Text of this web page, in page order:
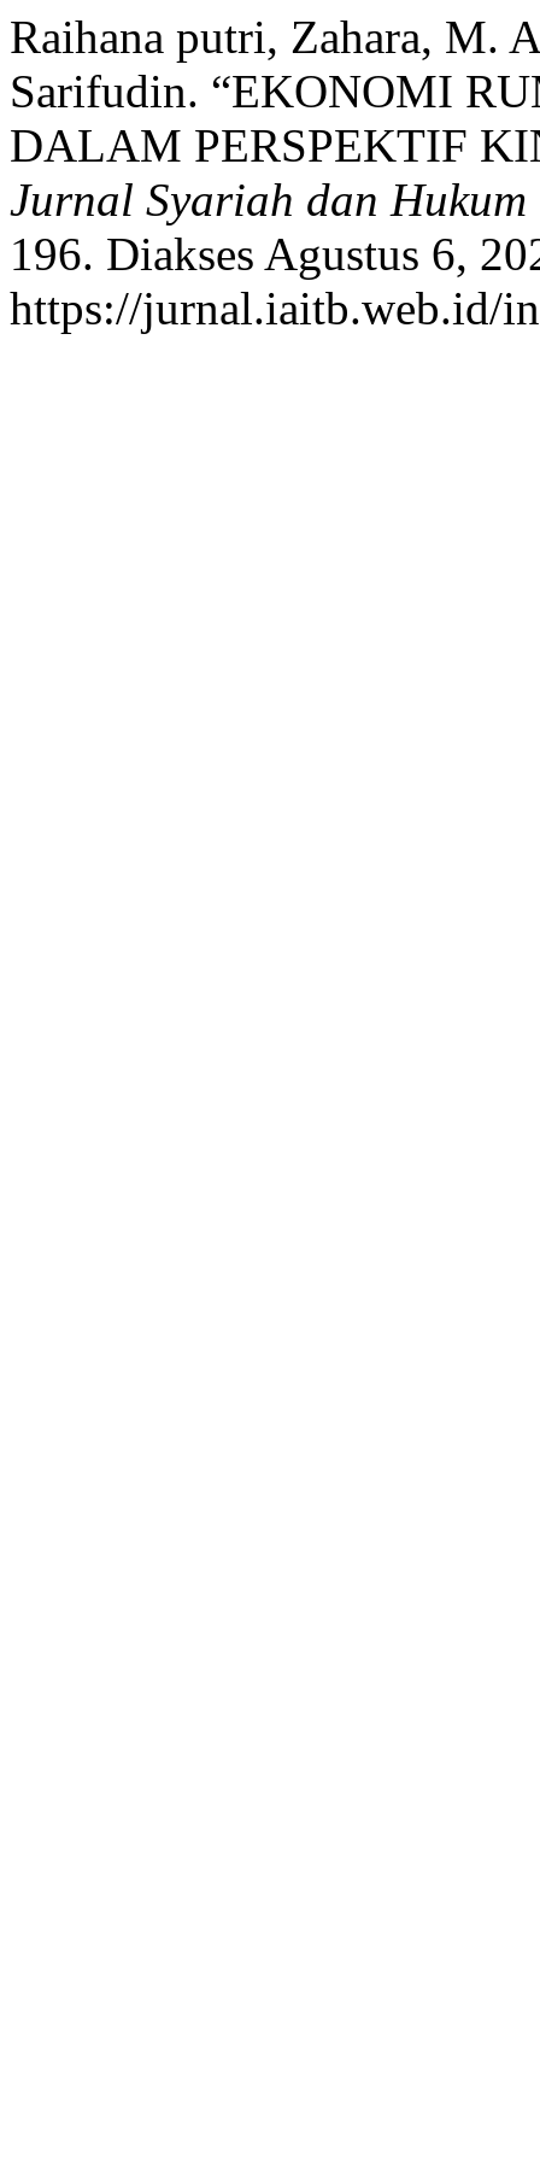
Raihana putri, Zahara, M.
Sarifudin. “EKONOMI
DALAM PERSPEKTIF
Jurnal Syariah dan Hukum
196. Diakses Agustus 6,
https://jurnal.iaitb.web.id/